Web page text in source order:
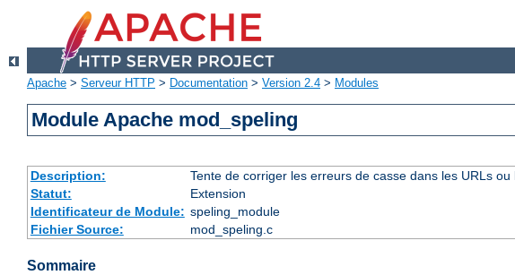
Apache > Serveur HTTP > Documentation > Version 2.4 > Modules
Module Apache mod_speling
Description:
Tente de corriger les erreurs de casse dans les URLs
Statut:
Extension
Identificateur de Module: speling_module
Fichier Source:
mod_speling.c
Sommaire